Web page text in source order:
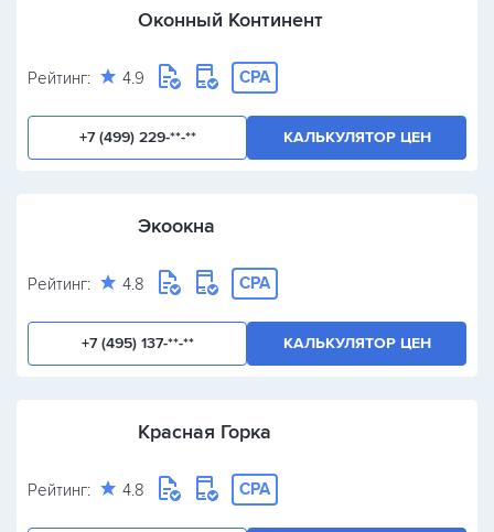
Оконный Континент
Рейтинг: 4.9 CPA
+7 (499) 229-**-** КАЛЬКУЛЯТОР ЦЕН
Экоокна
Рейтинг: 4.8 CPA
+7 (495) 137-**-** КАЛЬКУЛЯТОР ЦЕН
Красная Горка
Рейтинг: 4.8 CPA